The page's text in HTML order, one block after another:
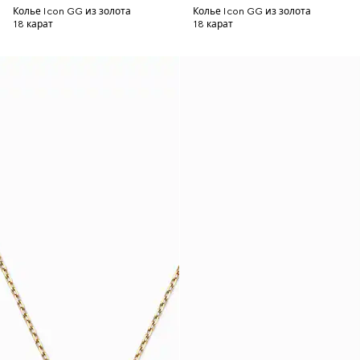
Колье Icon GG из золота
18 карат
Колье Icon GG из золота
18 карат